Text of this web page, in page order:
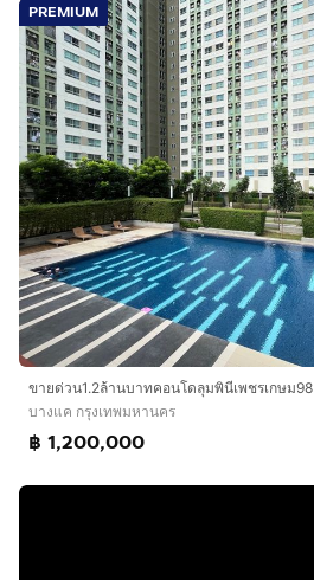
PREMIUM
ขายด่วน1.2ล้านบาทคอนโดลุมพินีเพชรเกษม98
บางแค กรุงเทพมหานคร
฿ 1,200,000